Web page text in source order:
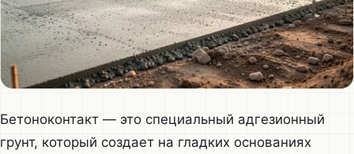
Бетоноконтакт — это специальный адгезионный
грунт, который создает на гладких основаниях